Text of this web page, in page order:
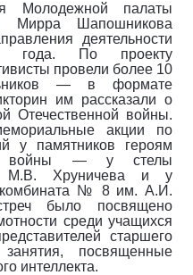
Молодежной палаты
Мирра Шапошникова
деятельности
года. По проекту
провели более 10
— в формате
им рассказали о
Отечественной войны.
акции по
у памятников героям
войны — у стелы
М.В. Хруничева и у
№ 8 им. А.И.
было посвящено
среди учащихся
старшего
занятия, посвященные
интеллекта.